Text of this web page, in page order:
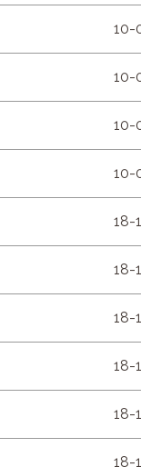
10-
10-
10-
10-
18-
18-
18-
18-
18-
18-